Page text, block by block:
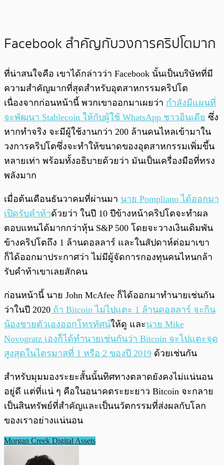
Facebook สำคัญกับวงการคริปโตมาก
ที่น่าสนใจคือ เขาได้กล่าวว่า Facebook นั้นเป็นบริษัทที่มี
ความสำคัญมากที่สุดสำหรับอุตสาหกรรมคริปโต
เนื่องจากก่อนหน้านี้ พวกเขาออกมาเผยว่า กำลังมีแผนที่
จะพัฒนา Stablecoin ให้กับผู้ใช้ WhatsApp ชาวอินเดีย ซึ่ง
หากทำจริง จะมีผู้ใช้งานกว่า 200 ล้านคนไหลเข้ามาใน
วงการคริปโตซึ่งจะทำให้ขนาดของอุตสาหกรรมเพิ่มขึ้น
หลายเท่า พร้อมทั้งอธิบายด้วยว่า มันเป็นเครื่องมือที่ทรง
พลังมาก
เมื่อต้นเดือนธันวาคมที่ผ่านมา นาย Pompliano ได้ออกมา
เปิดรับคำท้าด้วยว่า ในปี 10 ปีข้างหน้าคริปโตจะทำผล
ตอบแทนได้มากกว่าหุ้น S&P 500 โดยจะวางเงินเดิมพัน
ข้างคริปโตถึง 1 ล้านดอลลาร์ และในสัปดาห์ต่อมาเขา
ก็ได้ออกมาประกาศว่า ไม่มีผู้จัดการกองทุนคนไหนกล้า
รับคำท้าเขาเลยสักคน
ก่อนหน้านี้ นาย John McAfee ก็ได้ออกมาทำนายเช่นกัน
ว่าในปี 2020 ถ้า Bitcoin ไม่ไปแตะ 1 ล้านดอลลาร์ จะกิน
น้องชายตัวเองออกโทรทัศน์ให้ดู และนาย Mike
Novogratz เองก็ได้ทำนายเช่นกันว่า Bitcoin จะไปแตะจุด
สูงสุดในไตรมาสที่ 1 หรือ 2 ของปี 2019 ด้วยเช่นกัน
สำหรับมุมมองระยะสั้นนั้นทิศทางตลาดยังคงไม่แน่นอน
อยู่ดี แต่ที่แน่ ๆ คือในอนาคตระยะยาว Bitcoin จะกลาย
เป็นสินทรัพย์ที่สำคัญและเป็นนวัตกรรมที่ส่งผลกับโลก
ของเราอย่างแน่นอน
Morgan Creek Digital Assets